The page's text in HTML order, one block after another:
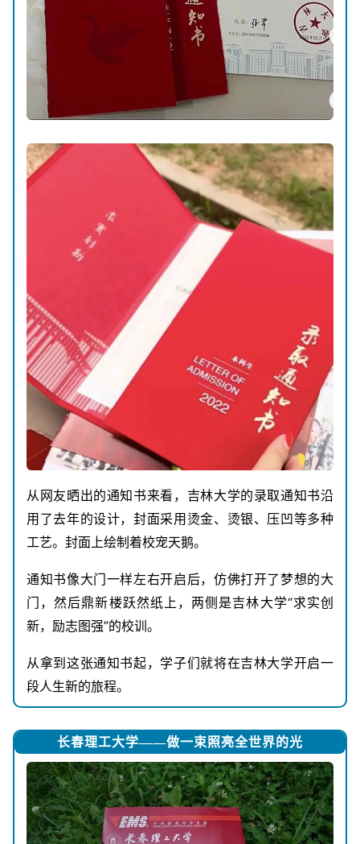
从网友晒出的通知书来看，吉林大学的录取通知书沿
用了去年的设计，封面采用烫金、烫银、压凹等多种
工艺。封面上绘制着校宠天鹅。
通知书像大门一样左右开启后，仿佛打开了梦想的大
门，然后鼎新楼跃然纸上，两侧是吉林大学“求实创
新，励志图强”的校训。
从拿到这张通知书起，学子们就将在吉林大学开启一
段人生新的旅程。
长春理工大学——做一束照亮全世界的光